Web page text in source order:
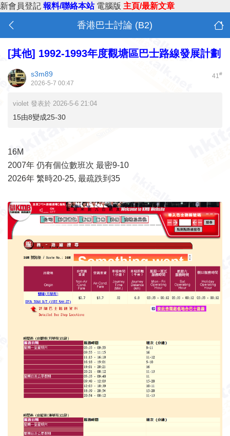
新會員登記 報料/聯絡本站 電腦版 主頁/最新文章
香港巴士討論 (B2)
[其他] 1992-1993年度觀塘區巴士路線發展計劃
41#
s3m89
2026-5-7 00:47
violet 發表於 2026-5-6 21:04
15由8變成25-30
16M
2007年 仍有個位數班次 最密9-10
2026年 繁時20-25, 最疏跌到35